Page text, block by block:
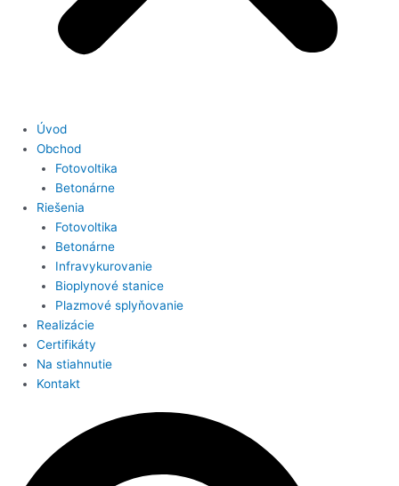
Úvod
Obchod
Fotovoltika
Betonárne
Riešenia
Fotovoltika
Betonárne
Infravykurovanie
Bioplynové stanice
Plazmové splyňovanie
Realizácie
Certifikáty
Na stiahnutie
Kontakt